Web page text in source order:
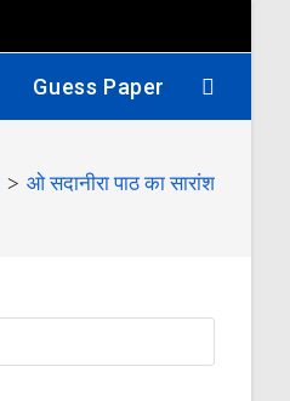
Guess Paper
> ओ सदानीरा पाठ का सारांश